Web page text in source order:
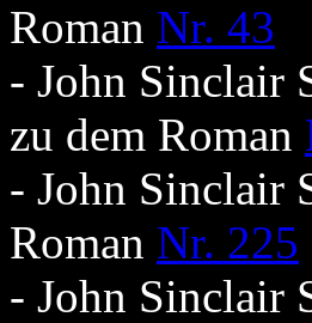
Roman Nr. 43
- John Sinclair
zu dem Roman
- John Sinclair
Roman Nr. 225
- John Sinclair